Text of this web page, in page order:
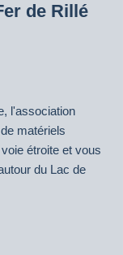
de Rillé
l'association
matériels
étroite et vous
du Lac de